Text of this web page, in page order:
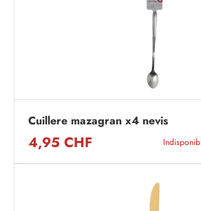
Cuillere mazagran x4 nevis
4,95 CHF